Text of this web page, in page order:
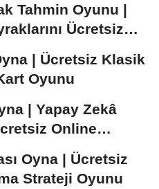
Tahmin Oyunu |
Ücretsiz
| Ücretsiz Klasik
Oyunu
| Yapay Zekâ
Online
Oyna | Ücretsiz
Strateji Oyunu